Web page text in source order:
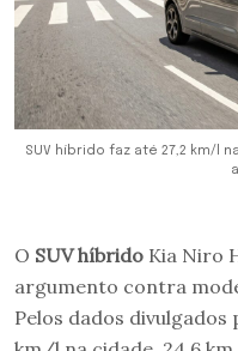
SUV híbrido faz até 27,2 km/l
O SUV híbrido Kia Niro
argumento contra
Pelos dados divulgados